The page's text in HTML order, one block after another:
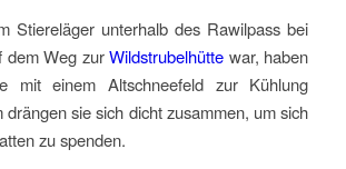
Stiereläger unterhalb des Rawilpass bei
dem Weg zurWildstrubelhütte war, haben
mit einem Altschneefeld zur Kühlung
drängen sie sich dicht zusammen, um sich
zu spenden.